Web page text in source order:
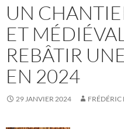
UN
ET
REBÂTIR
EN 2024
29 JANVIER 2024 FRÉDÉRIC